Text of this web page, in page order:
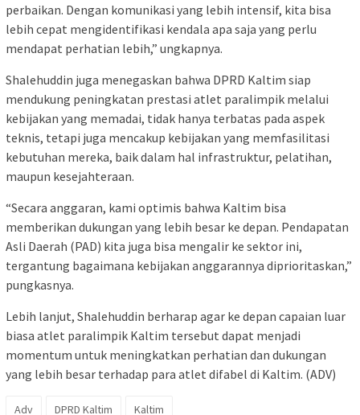
perbaikan. Dengan komunikasi yang lebih intensif, kita bisa
lebih cepat mengidentifikasi kendala apa saja yang perlu
mendapat perhatian lebih,” ungkapnya.
Shalehuddin juga menegaskan bahwa DPRD Kaltim siap
mendukung peningkatan prestasi atlet paralimpik melalui
kebijakan yang memadai, tidak hanya terbatas pada aspek
teknis, tetapi juga mencakup kebijakan yang memfasilitasi
kebutuhan mereka, baik dalam hal infrastruktur, pelatihan,
maupun kesejahteraan.
“Secara anggaran, kami optimis bahwa Kaltim bisa
memberikan dukungan yang lebih besar ke depan. Pendapatan
Asli Daerah (PAD) kita juga bisa mengalir ke sektor ini,
tergantung bagaimana kebijakan anggarannya diprioritaskan,”
pungkasnya.
Lebih lanjut, Shalehuddin berharap agar ke depan capaian luar
biasa atlet paralimpik Kaltim tersebut dapat menjadi
momentum untuk meningkatkan perhatian dan dukungan
yang lebih besar terhadap para atlet difabel di Kaltim. (ADV)
Adv DPRD Kaltim Kaltim